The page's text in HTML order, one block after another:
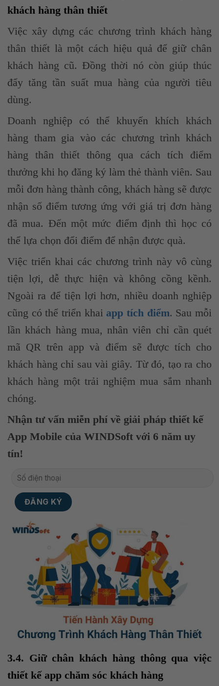
khách hàng thân thiết
Việc xây dựng các chương trình khách hàng
thân thiết là một cách hiệu quả để giữ chân
khách hàng cũ. Đồng thời nó còn giúp thúc
đẩy tăng tần suất mua hàng của người tiêu
dùng.
Doanh nghiệp có thể khuyến khích khách
hàng tham gia vào các chương trình khách
hàng thân thiết thông qua cách tích điểm
thưởng khi họ đăng ký làm thẻ thành viên. Sau
mỗi đơn hàng thành công, khách hàng sẽ được
nhận số điểm tương ứng với giá trị đơn hàng
đã mua. Đến một mức điểm định thì học có
thể lựa chọn đổi điểm để nhận được quà.
Việc triển khai các chương trình này vô cùng
tiện lợi, dễ thực hiện và không cồng kềnh.
Ngoài ra để tiện lợi hơn, nhiều doanh nghiệp
cũng có thể triển khai app tích điểm. Sau mỗi
lần khách hàng mua, nhân viên chỉ cần quét
mã QR trên app và điểm sẽ được tích cho
khách hàng chỉ sau vài giây. Từ đó, tạo ra cho
khách hàng một trải nghiệm mua sắm nhanh
chóng.
Nhận tư vấn miễn phí về giải pháp thiết kế
App Mobile của WINDSoft với 6 năm uy
tín!
3.4. Giữ chân khách hàng thông qua việc
thiết kế app chăm sóc khách hàng